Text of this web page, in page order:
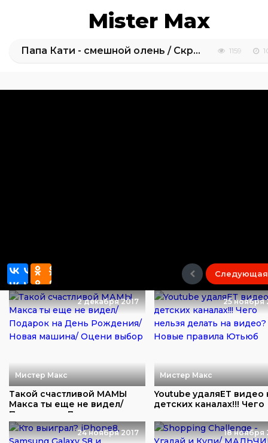
Mister Max
Папа Кати - смешной олень / Скрытая камера снимает Катю и Макса как они играют/ Наряжаем дом 1159
Следующая
2 декабря 2017
Мистер Макс
Такой счастливой МАМЫ
Макса ты еще не видел/
Подарок на День...
25 ноября
Мистер Макс
Youtube удаляЕТ видео
детских каналах!!! Чего
24 ноября 2017 18 ноября